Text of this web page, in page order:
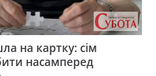
на картку: сім
насамперед